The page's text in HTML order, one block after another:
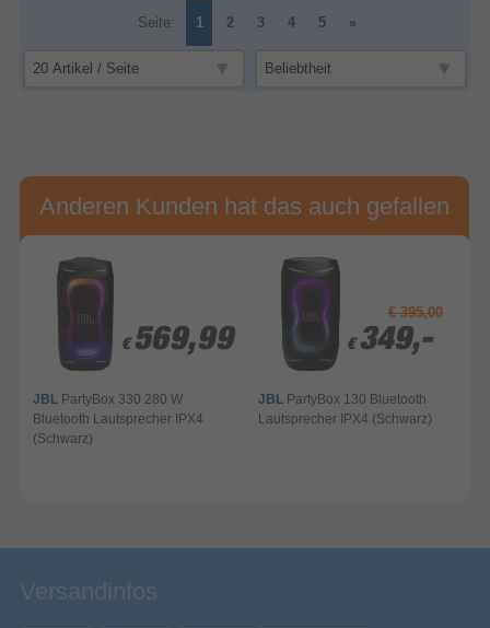
Seite: 1 2 3 4 5 »
Anderen Kunden hat das auch gefallen
€ 569,99
€ 569,99
JBL PartyBox 330 280 W
Bluetooth Lautsprecher IPX4
(Schwarz)
€ 395,00
€ 349,-
€ 349,-
JBL PartyBox 130 Bluetooth
Lautsprecher IPX4 (Schwarz)
Versandinfos